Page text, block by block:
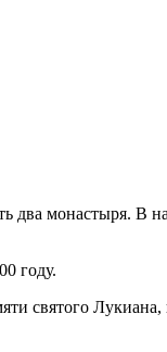
монастыря. В
году.
святого